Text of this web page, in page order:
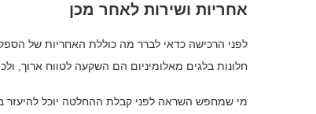
אחריות ושירות לאחר מכן
לפני הרכישה כדאי לברר מה כוללת האחריות של
חלונות בלגים מאלומיניום הם השקעה לטווח ארוך,
מי שמחפש השראה לפני קבלת ההחלטה יוכל להיעזר